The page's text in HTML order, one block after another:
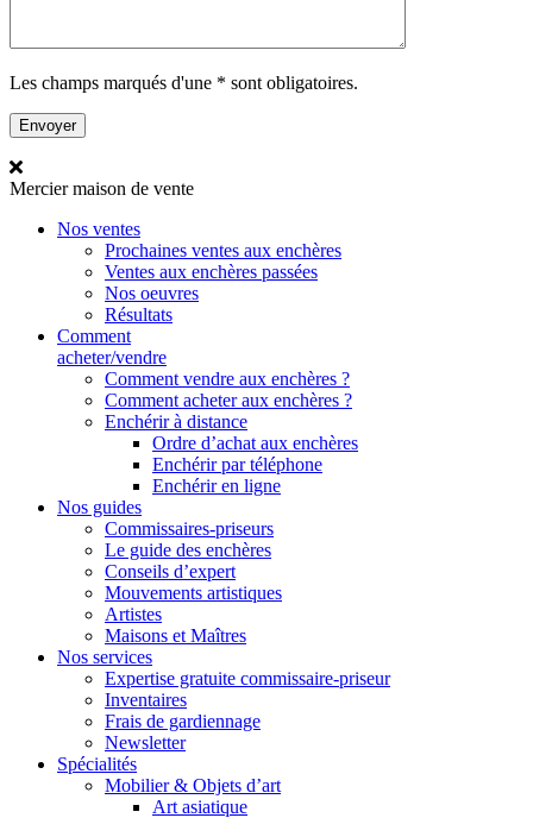
Les champs marqués d'une * sont obligatoires.
Merciermaison de vente
Nos ventes
Prochaines ventes aux enchères
Ventes aux enchères passées
Nos oeuvres
Résultats
Comment
acheter/vendre
Comment vendre aux enchères ?
Comment acheter aux enchères ?
Enchérir à distance
Ordre d’achat aux enchères
Enchérir par téléphone
Enchérir en ligne
Nos guides
Commissaires-priseurs
Le guide des enchères
Conseils d’expert
Mouvements artistiques
Artistes
Maisons et Maîtres
Nos services
Expertise gratuite commissaire-priseur
Inventaires
Frais de gardiennage
Newsletter
Spécialités
Mobilier & Objets d’art
Art asiatique